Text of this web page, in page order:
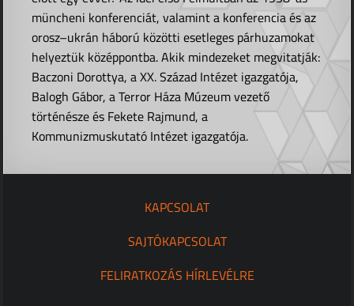
müncheni konferenciát, valamint a konferencia és az
orosz–ukrán háború közötti esetleges párhuzamokat
helyeztük középpontba. Akik mindezeket megvitatják:
Baczoni Dorottya, a XX. Század Intézet igazgatója,
Balogh Gábor, a Terror Háza Múzeum vezető
történésze és Fekete Rajmund, a
Kommunizmuskutató Intézet igazgatója.
KAPCSOLAT
SAJTÓKAPCSOLAT
FELIRATKOZÁS HÍRLEVÉLRE